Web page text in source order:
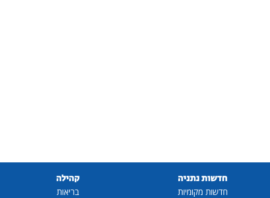
חדשות נתניה
חדשות מקומיות
קהילה
בריאות